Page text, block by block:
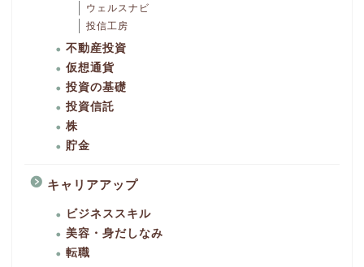
ウェルスナビ
投信工房
不動産投資
仮想通貨
投資の基礎
投資信託
株
貯金
キャリアアップ
ビジネススキル
美容・身だしなみ
転職